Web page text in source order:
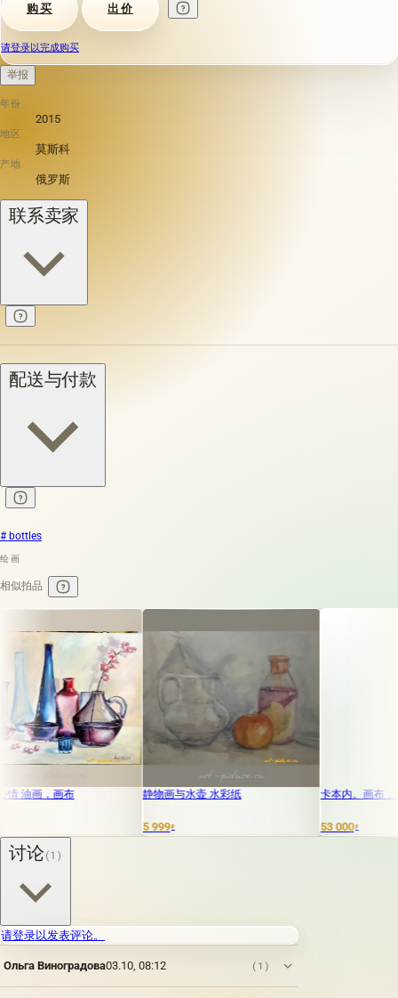
购买 出价
请登录以完成购买
举报
年份
2015
地区
莫斯科
产地
俄罗斯
联系卖家
配送与付款
# bottles
绘画
相似拍品
画，画布 静物画与水壶 水彩纸
5 999 ₽
卡本内。画布，油
53 000
讨论(1)
请登录以发表评论。
Ольга Виноградова03.10, 08:12 (1)